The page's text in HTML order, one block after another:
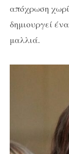
απόχρωση
δημιουργεί
μαλλιά.